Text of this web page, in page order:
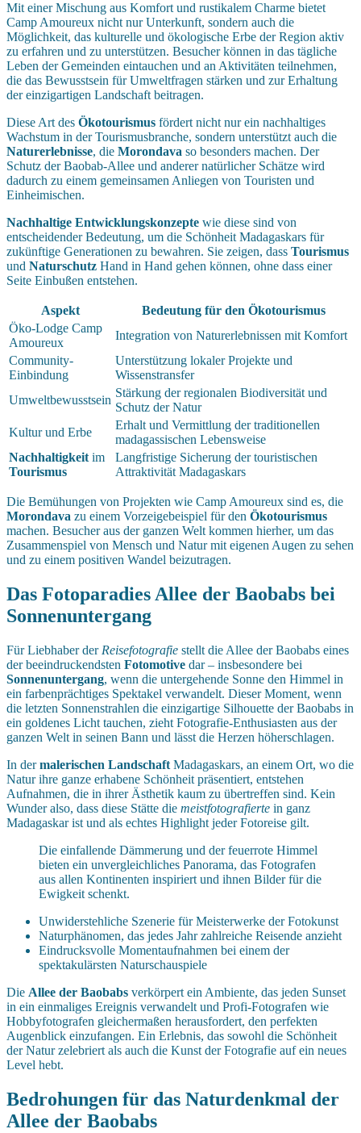
Mit einer Mischung aus Komfort und rustikalem Charme bietet
Camp Amoureux nicht nur Unterkunft, sondern auch die
Möglichkeit, das kulturelle und ökologische Erbe der Region aktiv
zu erfahren und zu unterstützen. Besucher können in das tägliche
Leben der Gemeinden eintauchen und an Aktivitäten teilnehmen,
die das Bewusstsein für Umweltfragen stärken und zur Erhaltung
der einzigartigen Landschaft beitragen.
Diese Art des Ökotourismus fördert nicht nur ein nachhaltiges
Wachstum in der Tourismusbranche, sondern unterstützt auch die
Naturerlebnisse, die Morondava so besonders machen. Der
Schutz der Baobab-Allee und anderer natürlicher Schätze wird
dadurch zu einem gemeinsamen Anliegen von Touristen und
Einheimischen.
Nachhaltige Entwicklungskonzepte wie diese sind von
entscheidender Bedeutung, um die Schönheit Madagaskars für
zukünftige Generationen zu bewahren. Sie zeigen, dass Tourismus
und Naturschutz Hand in Hand gehen können, ohne dass einer
Seite Einbußen entstehen.
Aspekt
Bedeutung für den Ökotourismus
Öko-Lodge Camp
Amoureux
Integration von Naturerlebnissen mit Komfort
Community-
Einbindung
Unterstützung lokaler Projekte und
Wissenstransfer
Umweltbewusstsein
Stärkung der regionalen Biodiversität und
Schutz der Natur
Kultur und Erbe
Erhalt und Vermittlung der traditionellen
madagassischen Lebensweise
Nachhaltigkeit im
Tourismus
Langfristige Sicherung der touristischen
Attraktivität Madagaskars
Die Bemühungen von Projekten wie Camp Amoureux sind es, die
Morondava zu einem Vorzeigebeispiel für den Ökotourismus
machen. Besucher aus der ganzen Welt kommen hierher, um das
Zusammenspiel von Mensch und Natur mit eigenen Augen zu sehen
und zu einem positiven Wandel beizutragen.
Das Fotoparadies Allee der Baobabs bei
Sonnenuntergang
Für Liebhaber der Reisefotografie stellt die Allee der Baobabs eines
der beeindruckendsten Fotomotive dar – insbesondere bei
Sonnenuntergang, wenn die untergehende Sonne den Himmel in
ein farbenprächtiges Spektakel verwandelt. Dieser Moment, wenn
die letzten Sonnenstrahlen die einzigartige Silhouette der Baobabs in
ein goldenes Licht tauchen, zieht Fotografie-Enthusiasten aus der
ganzen Welt in seinen Bann und lässt die Herzen höherschlagen.
In dermalerischen Landschaft Madagaskars, an einem Ort, wo die
Natur ihre ganze erhabene Schönheit präsentiert, entstehen
Aufnahmen, die in ihrer Ästhetik kaum zu übertreffen sind. Kein
Wunder also, dass diese Stätte die meistfotografierte in ganz
Madagaskar ist und als echtes Highlight jeder Fotoreise gilt.
Die einfallende Dämmerung und der feuerrote Himmel
bieten ein unvergleichliches Panorama, das Fotografen
aus allen Kontinenten inspiriert und ihnen Bilder für die
Ewigkeit schenkt.
Unwiderstehliche Szenerie für Meisterwerke der Fotokunst
Naturphänomen, das jedes Jahr zahlreiche Reisende anzieht
Eindrucksvolle Momentaufnahmen bei einem der
spektakulärsten Naturschauspiele
Die Allee der Baobabs verkörpert ein Ambiente, das jeden Sunset
in ein einmaliges Ereignis verwandelt und Profi-Fotografen wie
Hobbyfotografen gleichermaßen herausfordert, den perfekten
Augenblick einzufangen. Ein Erlebnis, das sowohl die Schönheit
der Natur zelebriert als auch die Kunst der Fotografie auf ein neues
Level hebt.
Bedrohungen für das Naturdenkmal der
Allee der Baobabs